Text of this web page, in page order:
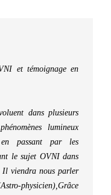
et témoignage en
dans plusieurs
lumineux
en passant par les
le sujet OVNI dans
Il viendra nous parler
physicien),Grâce